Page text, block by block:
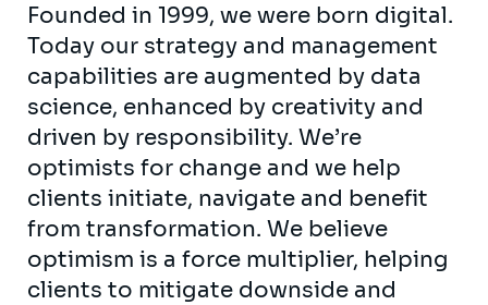
Founded in 1999, we were born digital.
Today our strategy and management
capabilities are augmented by data
science, enhanced by creativity and
driven by responsibility. We’re
optimists for change and we help
clients initiate, navigate and benefit
from transformation. We believe
optimism is a force multiplier, helping
clients to mitigate downside and